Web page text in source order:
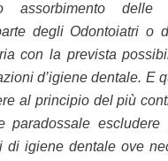
assorbimento delle
degli Odontoiatri o
con la prevista
d’igiene dentale. E
al principio del più
paradossale
di igiene dentale ove